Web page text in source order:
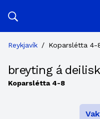
Reykjavík / Koparslétta 4-
breyting á
Koparslétta 4-8